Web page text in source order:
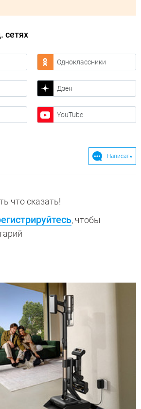
сетях
Одноклассники
Дзен
YouTube
Написать
что сказать!
, чтобы